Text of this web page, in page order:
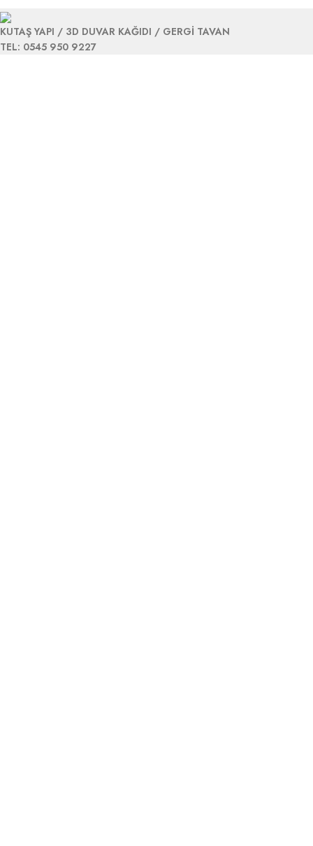
KUTAŞ YAPI / 3D DUVAR KAĞIDI / GERGİ TAVAN
TEL: 0545 950 9227